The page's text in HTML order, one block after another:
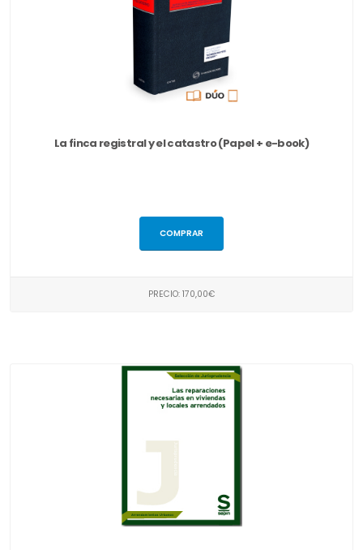
La finca registral y el catastro (Papel + e-book)
COMPRAR
PRECIO: 170,00€